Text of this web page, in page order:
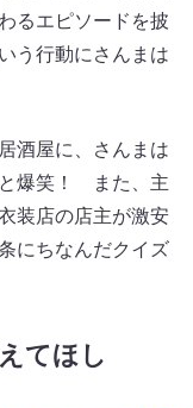
るエピソードを披
う行動にさんまは
酒屋に、さんまは
と爆笑！ また、主
装店の店主が激安
にちなんだクイズ
てほし